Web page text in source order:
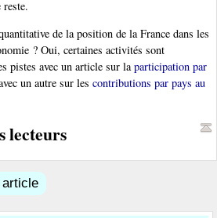
reste.
de la position de la France dans les
? Oui, certaines activités sont
pistes avec un article sur laparticipation par
un autre sur les contributions par pays au
lecteurs
article